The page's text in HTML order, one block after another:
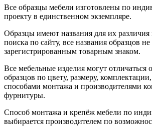
Все образцы мебели изготовлены по
проекту в единственном экземпляре.
Образцы имеют названия для их различия
поиска по сайту, все названия образцов
зарегистрированным товарным знаком.
Все мебельные изделия могут отличаться
образцов по цвету, размеру,
способами монтажа и производителями
фурнитуры.
Способ монтажа и крепёж мебели по
выбирается производителем по